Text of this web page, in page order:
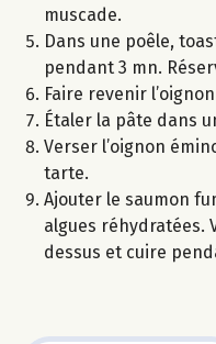
muscade.
Dans une poêle,
pendant 3 mn.
Faire revenir
Étaler la pâte dans
Verser l’oignon
tarte.
Ajouter le saumon
algues réhydratées.
dessus et cuire